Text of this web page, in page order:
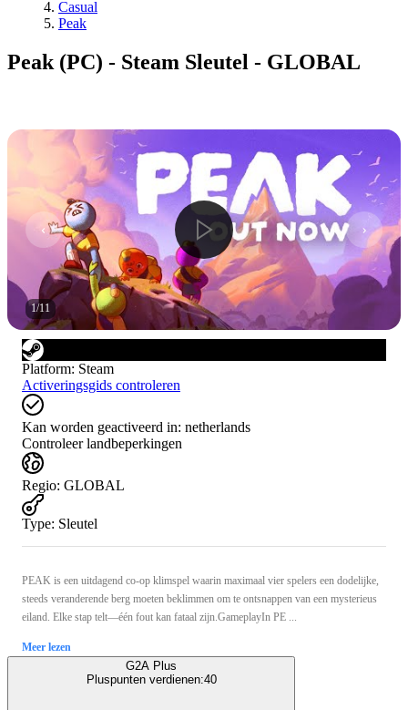
Casual
Peak
Peak (PC) - Steam Sleutel - GLOBAL
1/11
Platform: Steam
Activeringsgids controleren
Kan worden geactiveerd in: netherlands
Controleer landbeperkingen
Regio: GLOBAL
Type: Sleutel
PEAK is een uitdagend co-op klimspel waarin maximaal vier spelers een dodelijke,
steeds veranderende berg moeten beklimmen om te ontsnappen van een mysterieus
eiland. Elke stap telt—één fout kan fataal zijn.GameplayIn PE ...
Meer lezen
G2A Plus
Pluspunten verdienen:40